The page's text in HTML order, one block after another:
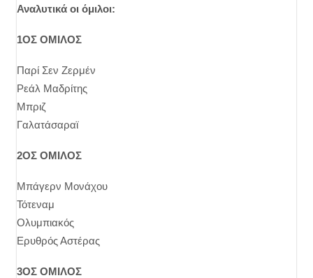
Αναλυτικά οι όμιλοι:
1ΟΣ ΟΜΙΛΟΣ
Παρί Σεν Ζερμέν
Ρεάλ Μαδρίτης
Μπριζ
Γαλατάσαραϊ
2ΟΣ ΟΜΙΛΟΣ
Μπάγερν Μονάχου
Τότεναμ
Ολυμπιακός
Ερυθρός Αστέρας
3ΟΣ ΟΜΙΛΟΣ